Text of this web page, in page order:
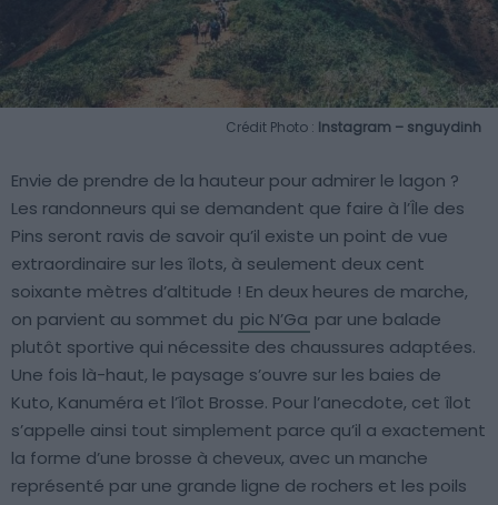
Crédit Photo : Instagram – snguydinh
Envie de prendre de la hauteur pour admirer le lagon ?
Les randonneurs qui se demandent que faire à l’Île des
Pins seront ravis de savoir qu’il existe un point de vue
extraordinaire sur les îlots, à seulement deux cent
soixante mètres d’altitude ! En deux heures de marche,
on parvient au sommet du pic N’Ga par une balade
plutôt sportive qui nécessite des chaussures adaptées.
Une fois là-haut, le paysage s’ouvre sur les baies de
Kuto, Kanuméra et l’îlot Brosse. Pour l’anecdote, cet îlot
s’appelle ainsi tout simplement parce qu’il a exactement
la forme d’une brosse à cheveux, avec un manche
représenté par une grande ligne de rochers et les poils